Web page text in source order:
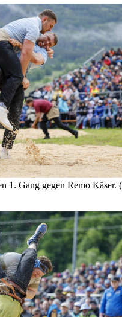
1. Gang gegen Remo Käser.